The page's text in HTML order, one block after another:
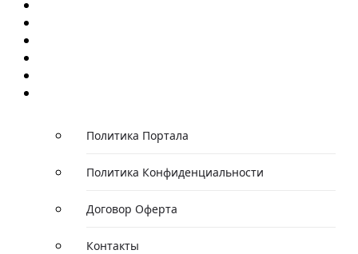
Политика Портала
Политика Конфиденциальности
Договор Оферта
Контакты